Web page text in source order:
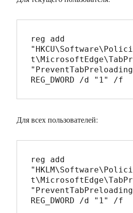
reg add
REG_DWORD /d "1" /f
Для всех пользователей:
reg add
REG_DWORD /d "1" /f